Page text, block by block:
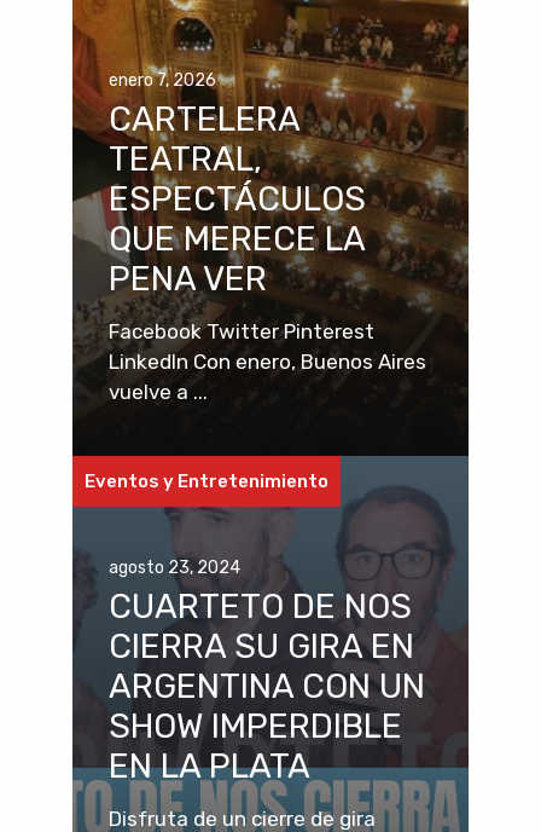
enero 7, 2026
CARTELERA
TEATRAL,
ESPECTÁCULOS
QUE MERECE LA
PENA VER
Facebook Twitter Pinterest
LinkedIn Con enero, Buenos Aires
vuelve a ...
Eventos y Entretenimiento
agosto 23, 2024
CUARTETO DE NOS
CIERRA SU GIRA EN
ARGENTINA CON UN
SHOW IMPERDIBLE
EN LA PLATA
Disfruta de un cierre de gira